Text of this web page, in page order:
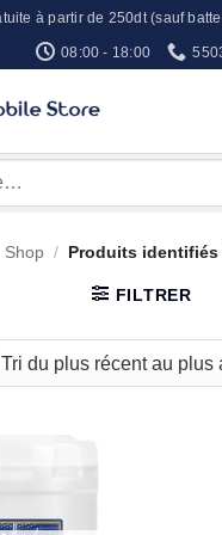
à partir de 250dt (sauf
08:00 - 18:00
Shop / Produits identifiés
FILTRER